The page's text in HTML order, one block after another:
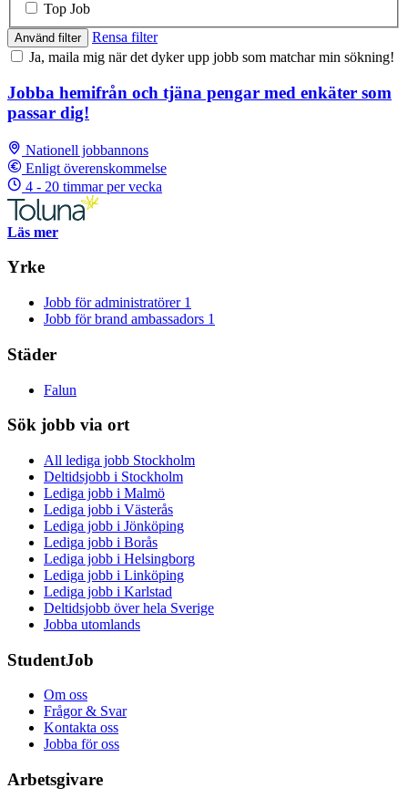
Top Job
Använd filter
Rensa filter
Ja, maila mig när det dyker upp jobb som matchar min sökning!
Jobba hemifrån och tjäna pengar med enkäter som
passar dig!
Nationell jobbannons
Enligt överenskommelse
4 - 20 timmar per vecka
Läs mer
Yrke
Jobb för administratörer 1
Jobb för brand ambassadors 1
Städer
Falun
Sök jobb via ort
All lediga jobb Stockholm
Deltidsjobb i Stockholm
Lediga jobb i Malmö
Lediga jobb i Västerås
Lediga jobb i Jönköping
Lediga jobb i Borås
Lediga jobb i Helsingborg
Lediga jobb i Linköping
Lediga jobb i Karlstad
Deltidsjobb över hela Sverige
Jobba utomlands
StudentJob
Om oss
Frågor & Svar
Kontakta oss
Jobba för oss
Arbetsgivare